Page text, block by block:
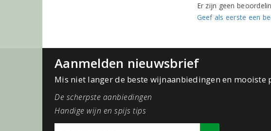
Er zijn geen
Geef als eerste een
Aanmelden nieuwsbrief
Mis niet langer de beste wijnaanbiedingen en mooiste
De scherpste aanbiedingen
Handige wijn en spijs tips